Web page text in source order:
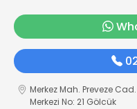
Merkez Mah. Preveze
Merkezi No: 21 Gölcük